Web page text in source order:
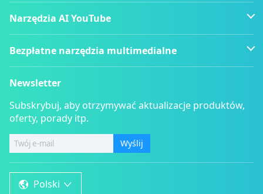
Narzędzia AI YouTube
Bezpłatne narzędzia multimedialne
Newsletter
Subskrybuj, aby otrzymywać aktualizacje produktów,
oferty, porady itp.
Wyślij
Polski